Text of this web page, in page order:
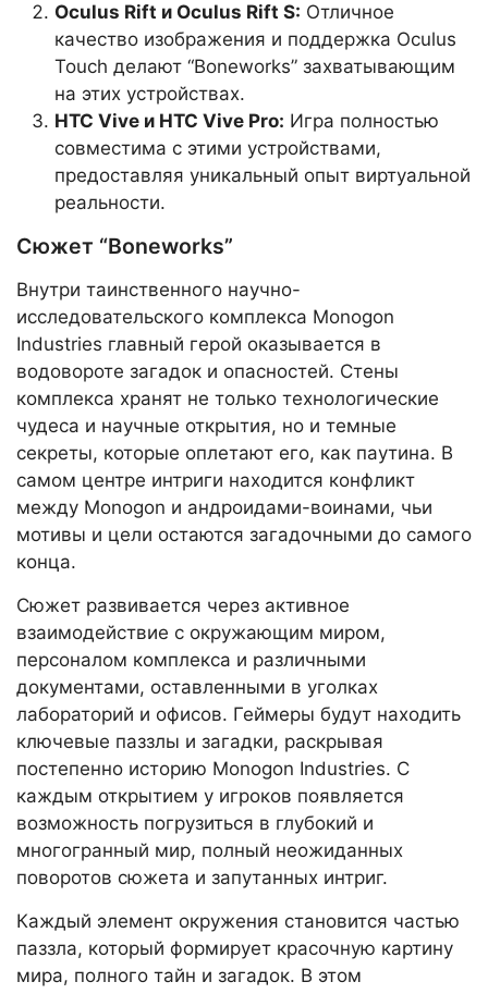
Oculus Rift и Oculus Rift S: Отличное
качество изображения и поддержка Oculus
Touch делают “Boneworks” захватывающим
на этих устройствах.
HTC Vive и HTC Vive Pro: Игра полностью
совместима с этими устройствами,
предоставляя уникальный опыт виртуальной
реальности.
Сюжет “Boneworks”
Внутри таинственного научно-
исследовательского комплекса Monogon
Industries главный герой оказывается в
водовороте загадок и опасностей. Стены
комплекса хранят не только технологические
чудеса и научные открытия, но и темные
секреты, которые оплетают его, как паутина. В
самом центре интриги находится конфликт
между Monogon и андроидами-воинами, чьи
мотивы и цели остаются загадочными до самого
конца.
Сюжет развивается через активное
взаимодействие с окружающим миром,
персоналом комплекса и различными
документами, оставленными в уголках
лабораторий и офисов. Геймеры будут находить
ключевые паззлы и загадки, раскрывая
постепенно историю Monogon Industries. С
каждым открытием у игроков появляется
возможность погрузиться в глубокий и
многогранный мир, полный неожиданных
поворотов сюжета и запутанных интриг.
Каждый элемент окружения становится частью
паззла, который формирует красочную картину
мира, полного тайн и загадок. В этом